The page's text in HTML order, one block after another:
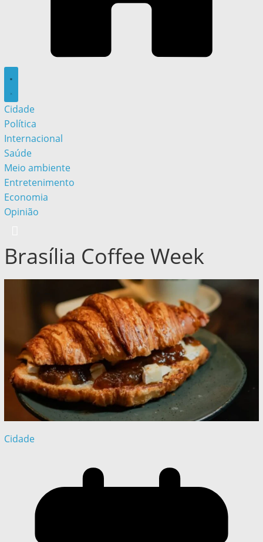
Cidade
Política
Internacional
Saúde
Meio ambiente
Entretenimento
Economia
Opinião
Brasília Coffee Week
Cidade